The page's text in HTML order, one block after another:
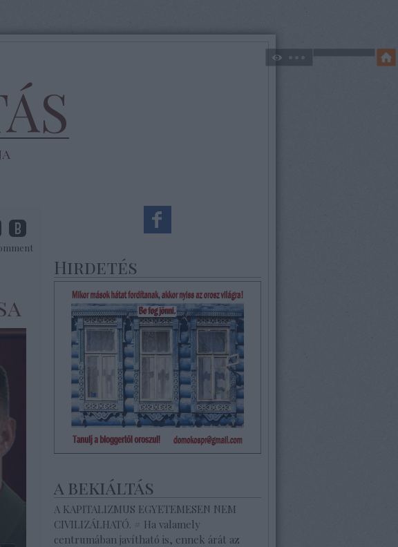
Hirdetés
a bekiáltás
A KAPITALIZMUS EGYETEMESEN NEM
CIVILIZÁLHATÓ. # Ha valamely
centrumában javítható is, ennek árát az